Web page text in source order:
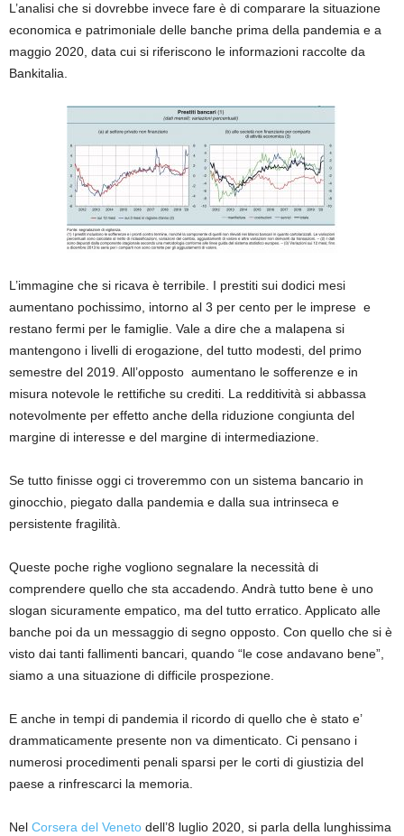
L’analisi che si dovrebbe invece fare è di comparare la situazione
economica e patrimoniale delle banche prima della pandemia e a
maggio 2020, data cui si riferiscono le informazioni raccolte da
Bankitalia.
L’immagine che si ricava è terribile. I prestiti sui dodici mesi
aumentano pochissimo, intorno al 3 per cento per le imprese e
restano fermi per le famiglie. Vale a dire che a malapena si
mantengono i livelli di erogazione, del tutto modesti, del primo
semestre del 2019. All’opposto aumentano le sofferenze e in
misura notevole le rettifiche su crediti. La redditività si abbassa
notevolmente per effetto anche della riduzione congiunta del
margine di interesse e del margine di intermediazione.
Se tutto finisse oggi ci troveremmo con un sistema bancario in
ginocchio, piegato dalla pandemia e dalla sua intrinseca e
persistente fragilità.
Queste poche righe vogliono segnalare la necessità di
comprendere quello che sta accadendo. Andrà tutto bene è uno
slogan sicuramente empatico, ma del tutto erratico. Applicato alle
banche poi da un messaggio di segno opposto. Con quello che si è
visto dai tanti fallimenti bancari, quando “le cose andavano bene”,
siamo a una situazione di difficile prospezione.
E anche in tempi di pandemia il ricordo di quello che è stato e’
drammaticamente presente non va dimenticato. Ci pensano i
numerosi procedimenti penali sparsi per le corti di giustizia del
paese a rinfrescarci la memoria.
Nel Corsera del Veneto dell’8 luglio 2020, si parla della lunghissima